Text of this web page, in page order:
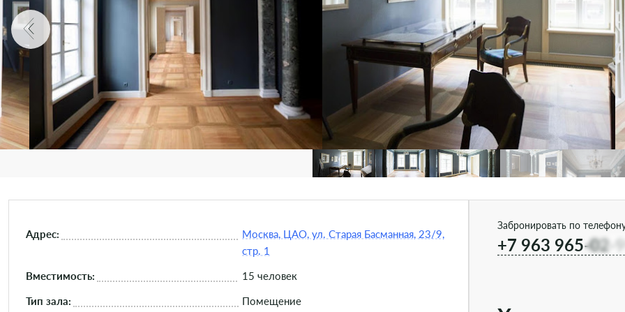
Адрес:
Москва, ЦАО, ул. Старая Басманная, 23/9,
стр. 1
Вместимость:
15 человек
Тип зала:
Помещение
Забронировать по
+7 963 965-02-